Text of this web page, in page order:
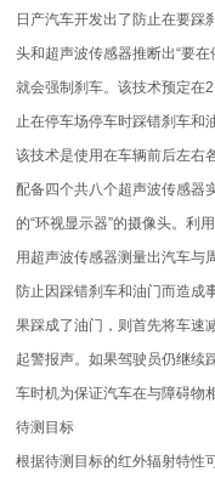
日产汽车开发出了防止在要踩
头和超声波传感器推断出“要
就会强制刹车。该技术预定在
止在停车场停车时踩错刹车和
该技术是使用在车辆前后左右
配备四个共八个超声波传感器
的“环视显示器”的摄像头。利
用超声波传感器测量出汽车与
防止因踩错刹车和油门而造成
果踩成了油门，则首先将车速
起警报声。如果驾驶员仍继续
车时机为保证汽车在与障碍物
待测目标
根据待测目标的红外辐射特性